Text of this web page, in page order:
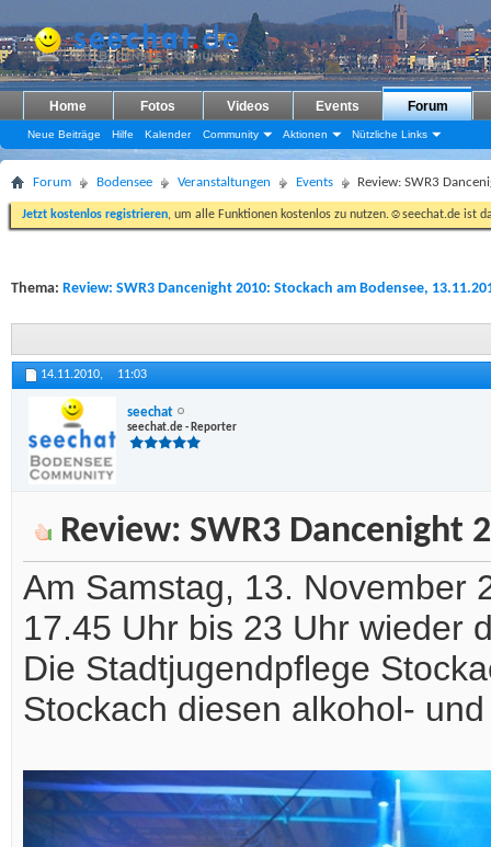
Home Fotos Videos Events Forum
Neue Beiträge Hilfe Kalender Community Aktionen Nützliche Links
Forum Bodensee Veranstaltungen Events Review: SWR3
Jetzt kostenlos registrieren, um alle Funktionen kostenlos zu nutzen.☺seechat.de ist
Thema: Review: SWR3 Dancenight 2010: Stockach am Bodensee,
14.11.2010, 11:03
seechat
seechat.de - Reporter
Review: SWR3 Dancenight
Am Samstag, 13. November
17.45 Uhr bis 23 Uhr wieder
Die Stadtjugendpflege
Stockach diesen alkohol-